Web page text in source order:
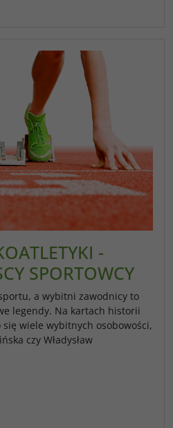
-
SPORTOWCY
a wybitni zawodnicy to
legendy. Na kartach historii
się wiele wybitnych osobowości,
czy Władysław